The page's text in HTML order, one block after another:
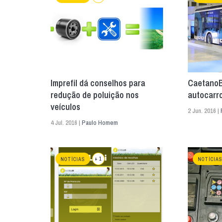
Imprefil dá conselhos para
redução de poluição nos
veículos
4 Jul. 2016 | Paulo Homem
2 Jun. 2016 |
NOTÍCIAS + 1 NOTÍCIAS